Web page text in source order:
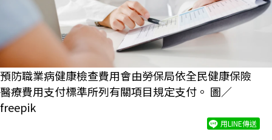
預防職業病健康檢查費用會由勞保局依全民健康保險
醫療費用支付標準所列有關項目規定支付。 圖／
freepik
用LINE傳送